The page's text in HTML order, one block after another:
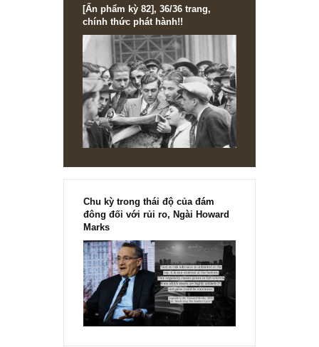
Ấn phẩm đầu tư giá trị 53_tháng 12.2021
[Ấn phẩm kỳ 82], 36/36 trang,
chính thức phát hành!!
Chu kỳ trong thái độ của đám
đông đối với rủi ro, Ngài Howard
Marks